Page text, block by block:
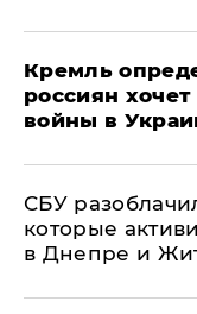
Кремль
россиян
войны в
СБУ
которые
в Днепре и